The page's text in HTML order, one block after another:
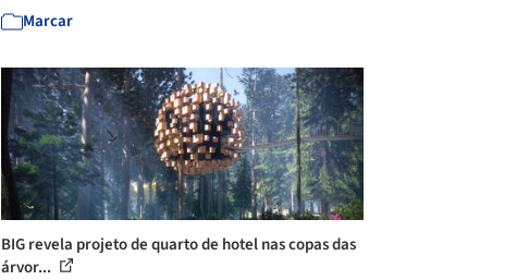
Marcar
BIG revela projeto de quarto de hotel nas copas das
árvor...